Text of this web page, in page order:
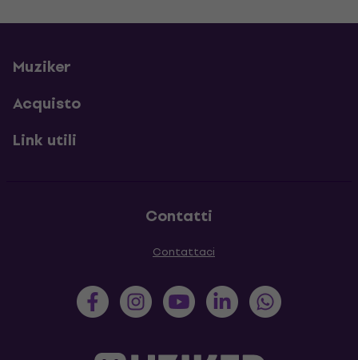
Muziker
Acquisto
Link utili
Contatti
Contattaci